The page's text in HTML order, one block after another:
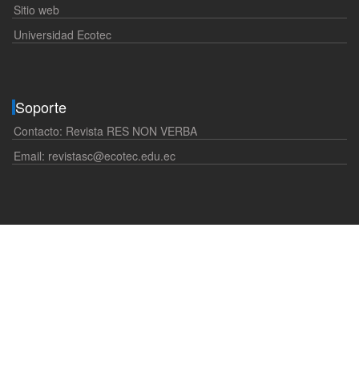
Sitio web
Universidad Ecotec
Soporte
Contacto: Revista RES NON VERBA
Email: revistasc@ecotec.edu.ec